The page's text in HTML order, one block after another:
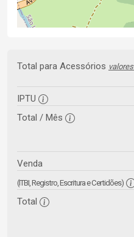
Total para Acessórios
IPTU
Total / Mês
Venda
(ITBI, Registro, Escritura e Certidões)
Total